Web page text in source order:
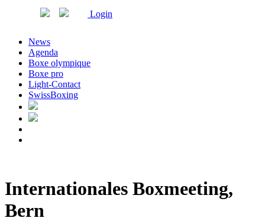
Login
News
Agenda
Boxe olympique
Boxe pro
Light-Contact
SwissBoxing
Internationales Boxmeeting,
Bern